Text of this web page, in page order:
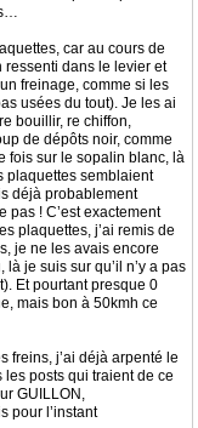
car au cours de
ressenti dans le levier et
freinage, comme si les
usées du tout). Je les ai
bouillir, re chiffon,
de dépôts noir, comme
fois sur le sopalin blanc, là
plaquettes semblaient
déjà probablement
pas ! C’est exactement
plaquettes, j’ai remis de
je ne les avais encore
je suis sur qu’il n’y a pas
Et pourtant presque 0
mais bon à 50kmh ce
freins, j’ai déjà arpenté le
posts qui traient de ce
GUILLON,
pour l’instant